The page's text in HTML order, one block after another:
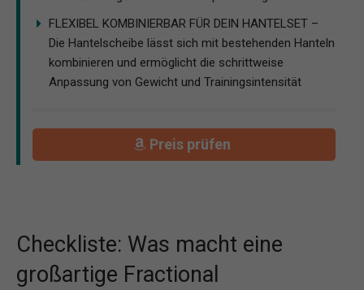
FLEXIBEL KOMBINIERBAR FÜR DEIN HANTELSET –
Die Hantelscheibe lässt sich mit bestehenden Hanteln
kombinieren und ermöglicht die schrittweise
Anpassung von Gewicht und Trainingsintensität
Preis prüfen
Checkliste: Was macht eine
großartige Fractional